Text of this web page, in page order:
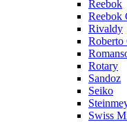
Reebok
Reebok
Rivaldy
Rotary
Sandoz
Seiko
Swiss